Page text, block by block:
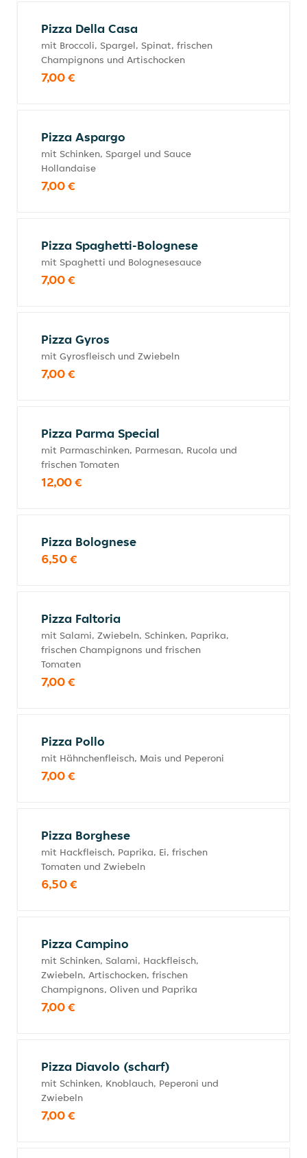
Pizza Della Casa
mit Broccoli, Spargel, Spinat, frischen
Champignons und Artischocken
7,00 €
Pizza Aspargo
mit Schinken, Spargel und Sauce
Hollandaise
7,00 €
Pizza Spaghetti-Bolognese
mit Spaghetti und Bolognesesauce
7,00 €
Pizza Gyros
mit Gyrosfleisch und Zwiebeln
7,00 €
Pizza Parma Special
mit Parmaschinken, Parmesan, Rucola und
frischen Tomaten
12,00 €
Pizza Bolognese
6,50 €
Pizza Faltoria
mit Salami, Zwiebeln, Schinken, Paprika,
frischen Champignons und frischen
Tomaten
7,00 €
Pizza Pollo
mit Hähnchenfleisch, Mais und Peperoni
7,00 €
Pizza Borghese
mit Hackfleisch, Paprika, Ei, frischen
Tomaten und Zwiebeln
6,50 €
Pizza Campino
mit Schinken, Salami, Hackfleisch,
Zwiebeln, Artischocken, frischen
Champignons, Oliven und Paprika
7,00 €
Pizza Diavolo (scharf)
mit Schinken, Knoblauch, Peperoni und
Zwiebeln
7,00 €